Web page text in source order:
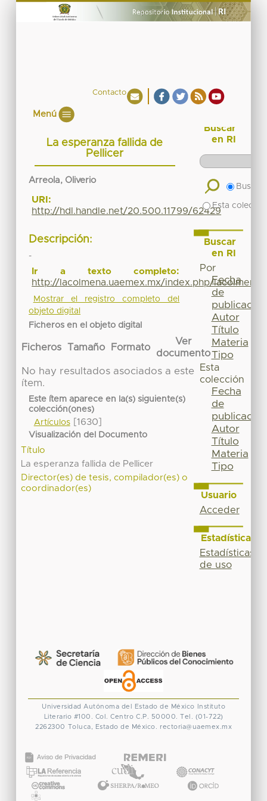
Contacto
Menú
La esperanza fallida de
Pellicer
Arreola, Oliverio
URI:
http://hdl.handle.net/20.500.11799/62429
Descripción:
-
Ir a texto completo:
http://lacolmena.uaemex.mx/index.php/
Mostrar el registro completo del
objeto digital
Ficheros en el objeto digital
Ficheros Tamaño Formato
Ver
documento
No hay resultados asociados a este
ítem.
Este ítem aparece en la(s) siguiente(s)
colección(ones)
Artículos[1630]
Visualización del Documento
Título
La esperanza fallida de Pellicer
Director(es) de tesis, compilador(es) o
coordinador(es)
Buscar
en RI
Buscar
Esta
Buscar
en RI
Por
Fecha
de
publicación
Autor
Título
Materia
Tipo
Esta
colección
Fecha
de
publicación
Autor
Título
Materia
Tipo
Usuario
Acceder
Estadísticas
Estadísticas
de uso
Universidad Autónoma del Estado de México
Instituto
Literario #100. Col. Centro C.P. 50000. Tel. (01-722)
2262300 Toluca, Estado de México. rectoria@uaemex.mx